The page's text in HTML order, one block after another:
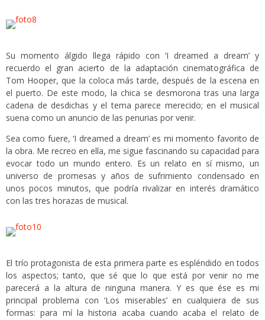
Su momento álgido llega rápido con ‘I dreamed a dream’ y
recuerdo el gran acierto de la adaptación cinematográfica de
Tom Hooper, que la coloca más tarde, después de la escena en
el puerto. De este modo, la chica se desmorona tras una larga
cadena de desdichas y el tema parece merecido; en el musical
suena como un anuncio de las penurias por venir.
Sea como fuere, ‘I dreamed a dream’ es mi momento favorito de
la obra. Me recreo en ella, me sigue fascinando su capacidad para
evocar todo un mundo entero. Es un relato en sí mismo, un
universo de promesas y años de sufrimiento condensado en
unos pocos minutos, que podría rivalizar en interés dramático
con las tres horazas de musical.
El trío protagonista de esta primera parte es espléndido en todos
los aspectos; tanto, que sé que lo que está por venir no me
parecerá a la altura de ninguna manera. Y es que ése es mi
principal problema con ‘Los miserables’ en cualquiera de sus
formas: para mí la historia acaba cuando acaba el relato de